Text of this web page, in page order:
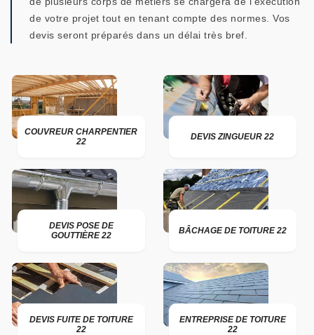
de votre projet tout en tenant compte des normes. Vos
devis seront préparés dans un délai très bref.
COUVREUR CHARPENTIER
22
DEVIS ZINGUEUR 22
DEVIS POSE DE
GOUTTIÈRE 22
BÂCHAGE DE TOITURE 22
DEVIS FUITE DE TOITURE
22
ENTREPRISE DE TOITURE
22